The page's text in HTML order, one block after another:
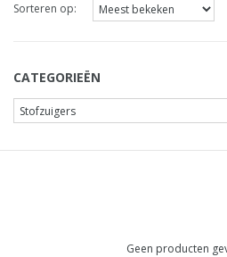
Sorteren op:
CATEGORIEËN
Geen producten